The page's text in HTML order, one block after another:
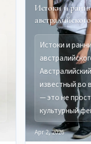
Истоки и
Истоки и
известный во
— это не
культурный
Apr 2, 2026